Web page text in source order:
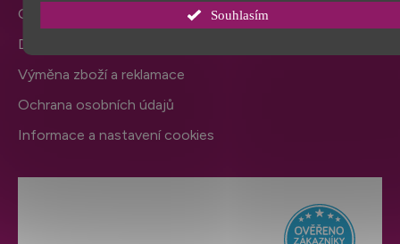
Souhlasím
Obchodní podmínky
Doprava a platba
Výměna zboží a reklamace
Ochrana osobních údajů
Informace a nastavení cookies